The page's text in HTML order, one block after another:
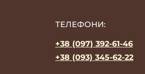
ТЕЛЕФОНИ:
+38 (097) 392-61-46
+38 (093) 345-62-22